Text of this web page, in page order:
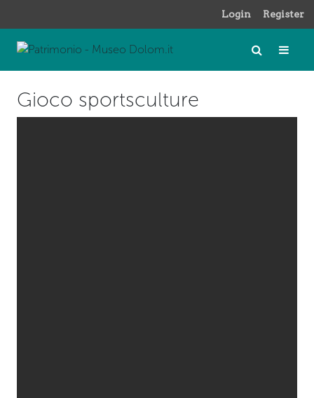
Login Register
Gioco sportsculture